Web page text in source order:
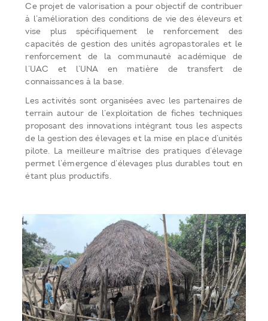
Ce projet de valorisation a pour objectif de contribuer
à l’amélioration des conditions de vie des éleveurs et
vise plus spécifiquement le renforcement des
capacités de gestion des unités agropastorales et le
renforcement de la communauté académique de
l’UAC et l’UNA en matière de transfert de
connaissances à la base.
Les activités sont organisées avec les partenaires de
terrain autour de l’exploitation de fiches techniques
proposant des innovations intégrant tous les aspects
de la gestion des élevages et la mise en place d’unités
pilote. La meilleure maîtrise des pratiques d’élevage
permet l’émergence d’élevages plus durables tout en
étant plus productifs.